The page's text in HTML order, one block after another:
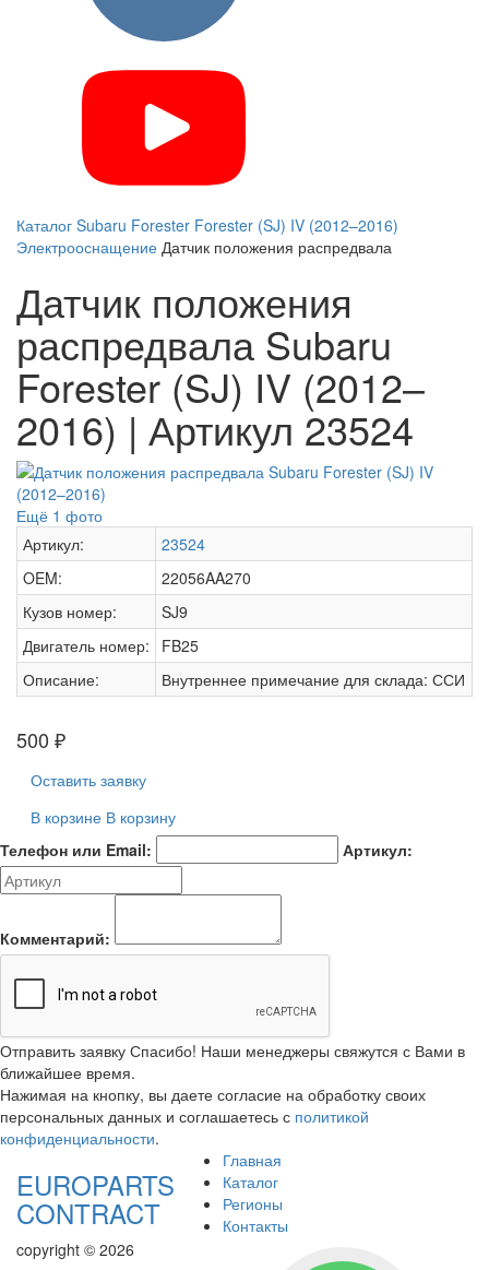
Каталог Subaru Forester Forester (SJ) IV (2012–2016)
Электрооснащение Датчик положения распредвала
Датчик положения
распредвала Subaru
Forester (SJ) IV (2012–
2016) | Артикул 23524
Ещё 1 фото
Артикул:
23524
OEM:
22056AA270
Кузов номер:
SJ9
Двигатель номер:
FB25
Описание:
Внутреннее примечание для склада: ССИ
500 ₽
Оставить заявку
В корзине В корзину
Телефон или Email:
Артикул:
Комментарий:
Отправить заявку Спасибо! Наши менеджеры свяжутся с Вами в
ближайшее время.
Нажимая на кнопку, вы даете согласие на обработку своих
персональных данных и соглашаетесь с политикой
конфиденциальности.
EUROPARTS
CONTRACT
copyright © 2026
Главная
Каталог
Регионы
Контакты